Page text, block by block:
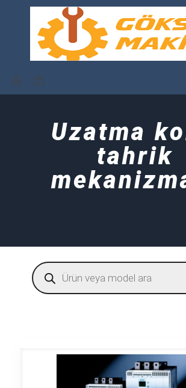
Uzatma
tahrik
Products
search